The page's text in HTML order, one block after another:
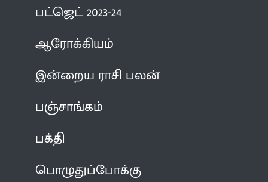
பட்ஜெட் 2023-24
ஆரோக்கியம்
இன்றைய ராசி பலன்
பஞ்சாங்கம்
பக்தி
பொழுதுப்போக்கு